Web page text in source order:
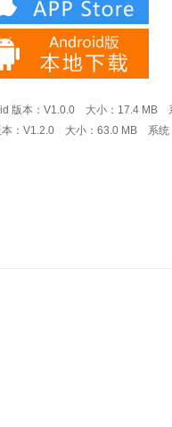
版本：V1.0.0 大小：17.4 MB
本：V1.2.0 大小：63.0 MB 系统